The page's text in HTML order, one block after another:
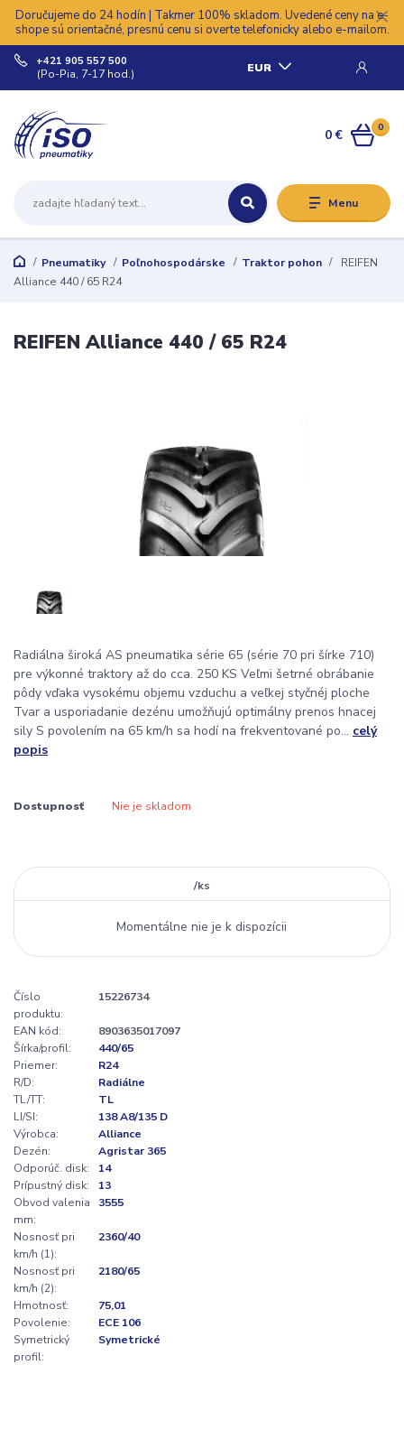
Doručujeme do 24 hodín | Takmer 100% skladom. Uvedené ceny na e-
shope sú orientačné, presnú cenu si overte telefonicky alebo e-mailom.
Menu
EUR
+421 905 557 500
(Po-Pia, 7-17 hod.)
0
0 €
Pneumatiky Poľnohospodárske Traktor pohon
REIFEN
Alliance 440 / 65 R24
REIFEN Alliance 440 / 65 R24
Radiálna široká AS pneumatika série 65 (série 70 pri šírke 710)
pre výkonné traktory až do cca. 250 KS Veľmi šetrné obrábanie
pôdy vďaka vysokému objemu vzduchu a veľkej styčnéj ploche
Tvar a usporiadanie dezénu umožňujú optimálny prenos hnacej
sily S povolením na 65 km/h sa hodí na frekventované po... celý
popis
Dostupnosť Nie je skladom
/ks
Momentálne nie je k dispozícii
Číslo
produktu:
15226734
EAN kód:
8903635017097
Šírka/profil:
440/65
Priemer:
R24
R/D:
Radiálne
TL/TT:
TL
LI/SI:
138 A8/135 D
Výrobca:
Alliance
Dezén:
Agristar 365
Odporúč. disk:
14
Prípustný disk:
13
Obvod valenia
mm:
3555
Nosnosť pri
km/h (1):
2360/40
Nosnosť pri
km/h (2):
2180/65
Hmotnosť:
75,01
Povolenie:
ECE 106
Symetrický
profil:
Symetrické